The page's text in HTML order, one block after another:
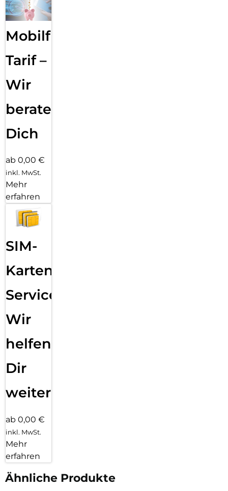
Mobilfunk
Tarif –
Wir
beraten
Dich
ab 0,00 €
inkl. MwSt.
Mehr
erfahren
SIM-
Karten
Service:
Wir
helfen
Dir
weiter
ab 0,00 €
inkl. MwSt.
Mehr
erfahren
Ähnliche Produkte